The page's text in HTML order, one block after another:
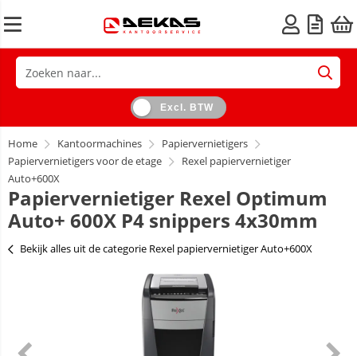
Excl. BTW
Home Kantoormachines
Papiervernietigers
Papiervernietigers voor de etage
Rexel papiervernietiger
Auto+600X
Papiervernietiger Rexel Optimum
Auto+ 600X P4 snippers 4x30mm
Bekijk alles uit de categorie Rexel papiervernietiger Auto+600X